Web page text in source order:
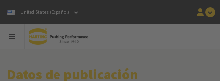
United States (Español)
Datos de publicación